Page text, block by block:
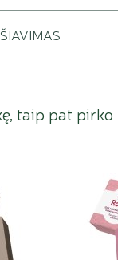
taip pat pirko